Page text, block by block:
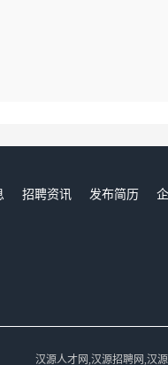
招聘资讯 发布简历
汉源人才网,汉源招聘网,汉